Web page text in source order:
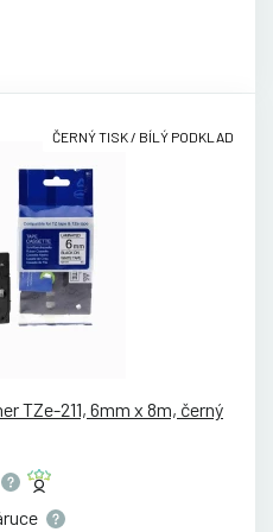
ČERNÝ TISK / BÍLÝ PODKLAD
TZe-211, 6mm x 8m, černý